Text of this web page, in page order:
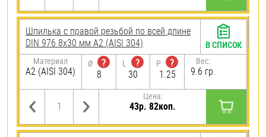
Шпилька с правой резьбой по всей длине
DIN 976 8х30 мм А2 (AISI 304)
Материал
А2 (AISI 304)
Ø
?
8
L
?
30
P
?
1.25
Вес:
9.6 гр.
Цена:
43р. 82коп.
В СПИСОК